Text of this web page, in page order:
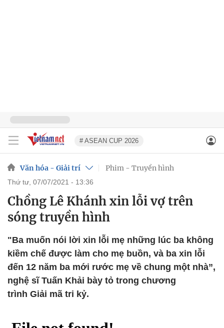
# ASEAN CUP 2026
Văn hóa - Giải trí Phim - Truyền hình
thứ tư, 07/07/2021 - 13:36
Chồng Lê Khánh xin lỗi vợ trên
sóng truyền hình
"Ba muốn nói lời xin lỗi mẹ những lúc ba không
kiềm chế được làm cho mẹ buồn, và ba xin lỗi
đến 12 năm ba mới rước mẹ về chung một nhà”,
nghệ sĩ Tuấn Khải bày tỏ trong chương
trình Giải mã tri kỷ.